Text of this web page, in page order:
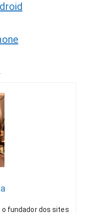
o fundador dos sites